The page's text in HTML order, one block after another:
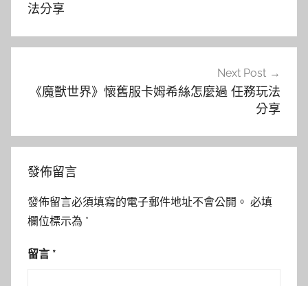
覽
法分享
Next Post
《魔獸世界》懷舊服卡姆希絲怎麼過 任務玩法
分享
發佈留言
發佈留言必須填寫的電子郵件地址不會公開。 必填
欄位標示為 *
留言 *